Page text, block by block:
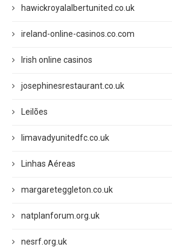
hawickroyalalbertunited.co.uk
ireland-online-casinos.co.com
Irish online casinos
josephinesrestaurant.co.uk
Leilões
limavadyunitedfc.co.uk
Linhas Aéreas
margareteggleton.co.uk
natplanforum.org.uk
nesrf.org.uk